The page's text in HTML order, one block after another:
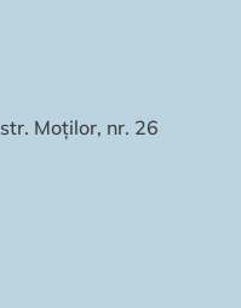
Moților, nr. 26